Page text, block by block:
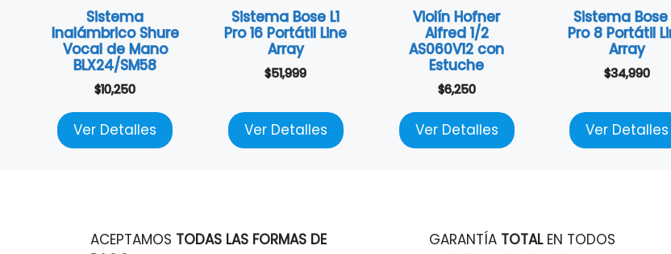
Sistema
Inalámbrico Shure
Vocal de Mano
BLX24/SM58
$10,250
Ver Detalles
Sistema Bose L1
Pro 16 Portátil Line
Array
$51,999
Ver Detalles
Violín Hofner
Alfred 1/2
AS060V12 con
Estuche
$6,250
Ver Detalles
Sistema Bose
Pro 8 Portátil
Array
$34,990
Ver Detalles
ACEPTAMOS TODAS LAS FORMAS DE
GARANTÍA TOTALEN TODOS